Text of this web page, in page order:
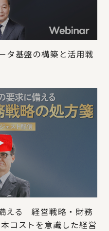
タ基盤の構築と活用戦
える 経営戦略・財務
コストを意識した経営